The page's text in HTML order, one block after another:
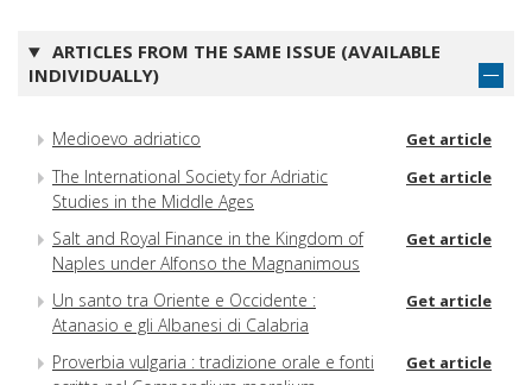
ARTICLES FROM THE SAME ISSUE (AVAILABLE
INDIVIDUALLY)
Medioevo adriatico Get article
The International Society for Adriatic
Studies in the Middle Ages
Get article
Salt and Royal Finance in the Kingdom of
Naples under Alfonso the Magnanimous
Get article
Un santo tra Oriente e Occidente :
Atanasio e gli Albanesi di Calabria
Get article
Proverbia vulgaria : tradizione orale e fonti
Get article